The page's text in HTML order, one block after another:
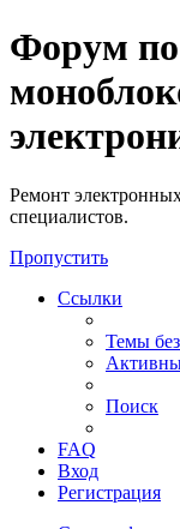
Регистрация
Форум по
Ремонт
специалистов.
Пропустить
Ссылки
Темы
Поиск
FAQ
Вход
Регистрация